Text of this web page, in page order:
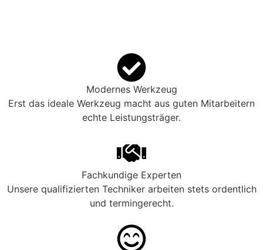
Modernes Werkzeug
Erst das ideale Werkzeug macht aus guten Mitarbeitern
echte Leistungsträger.
Fachkundige Experten
Unsere qualifizierten Techniker arbeiten stets ordentlich
und termingerecht.